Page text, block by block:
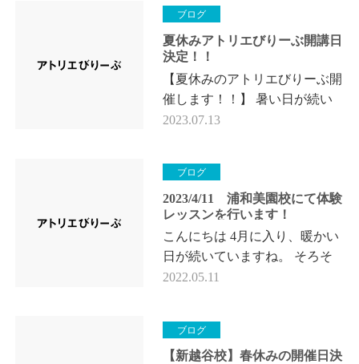
校にて「…
ブログ
夏休みアトリエびりーぶ開講日
決定！！
【夏休みのアトリエびりーぶ開
催します！！】 暑い日が続い
ていますね。どうぞ体調にはく
校にて…
2023.07.13
ブログ
2023/4/11 浦和美園校にて体験
レッスンを行います！
こんにちは 4月に入り、暖かい
日が続いていますね。 そろそ
ろ 幼稚園、学校も始まり、な
いかと…
2022.05.11
ブログ
【新越谷校】春休みの開催日決